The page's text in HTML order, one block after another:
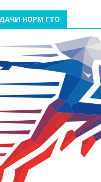
НОРМ ГТО